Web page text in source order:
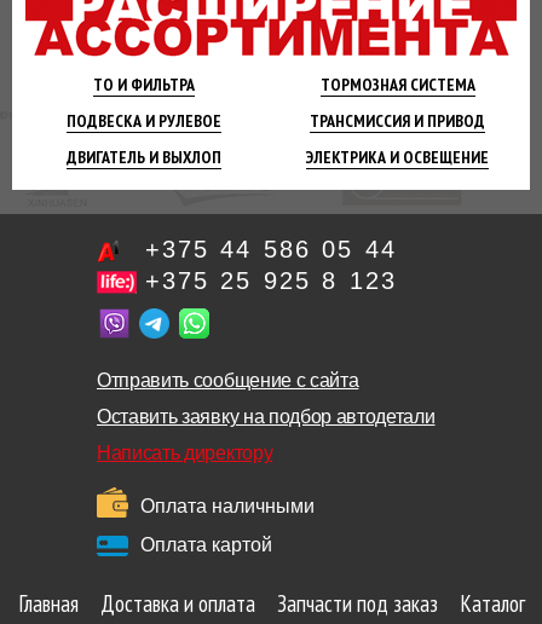
ТО И ФИЛЬТРА ТОРМОЗНАЯСИСТЕМА
ПОДВЕСКА И РУЛЕВОЕ ТРАНСМИССИЯ И ПРИВОД
ДВИГАТЕЛЬ И ВЫХЛОП ЭЛЕКТРИКА И ОСВЕЩЕНИЕ
+375 44 586 05 44
+375 25 925 8 123
Отправить сообщение с сайта
Оставить заявку на подбор автодетали
Написать директору
Оплата наличными
Оплата картой
Главная Доставка и оплата Запчасти под заказ
Каталог